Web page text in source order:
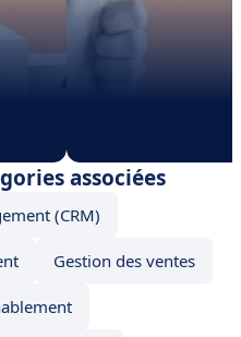
associées
(CRM)
Gestion des ventes